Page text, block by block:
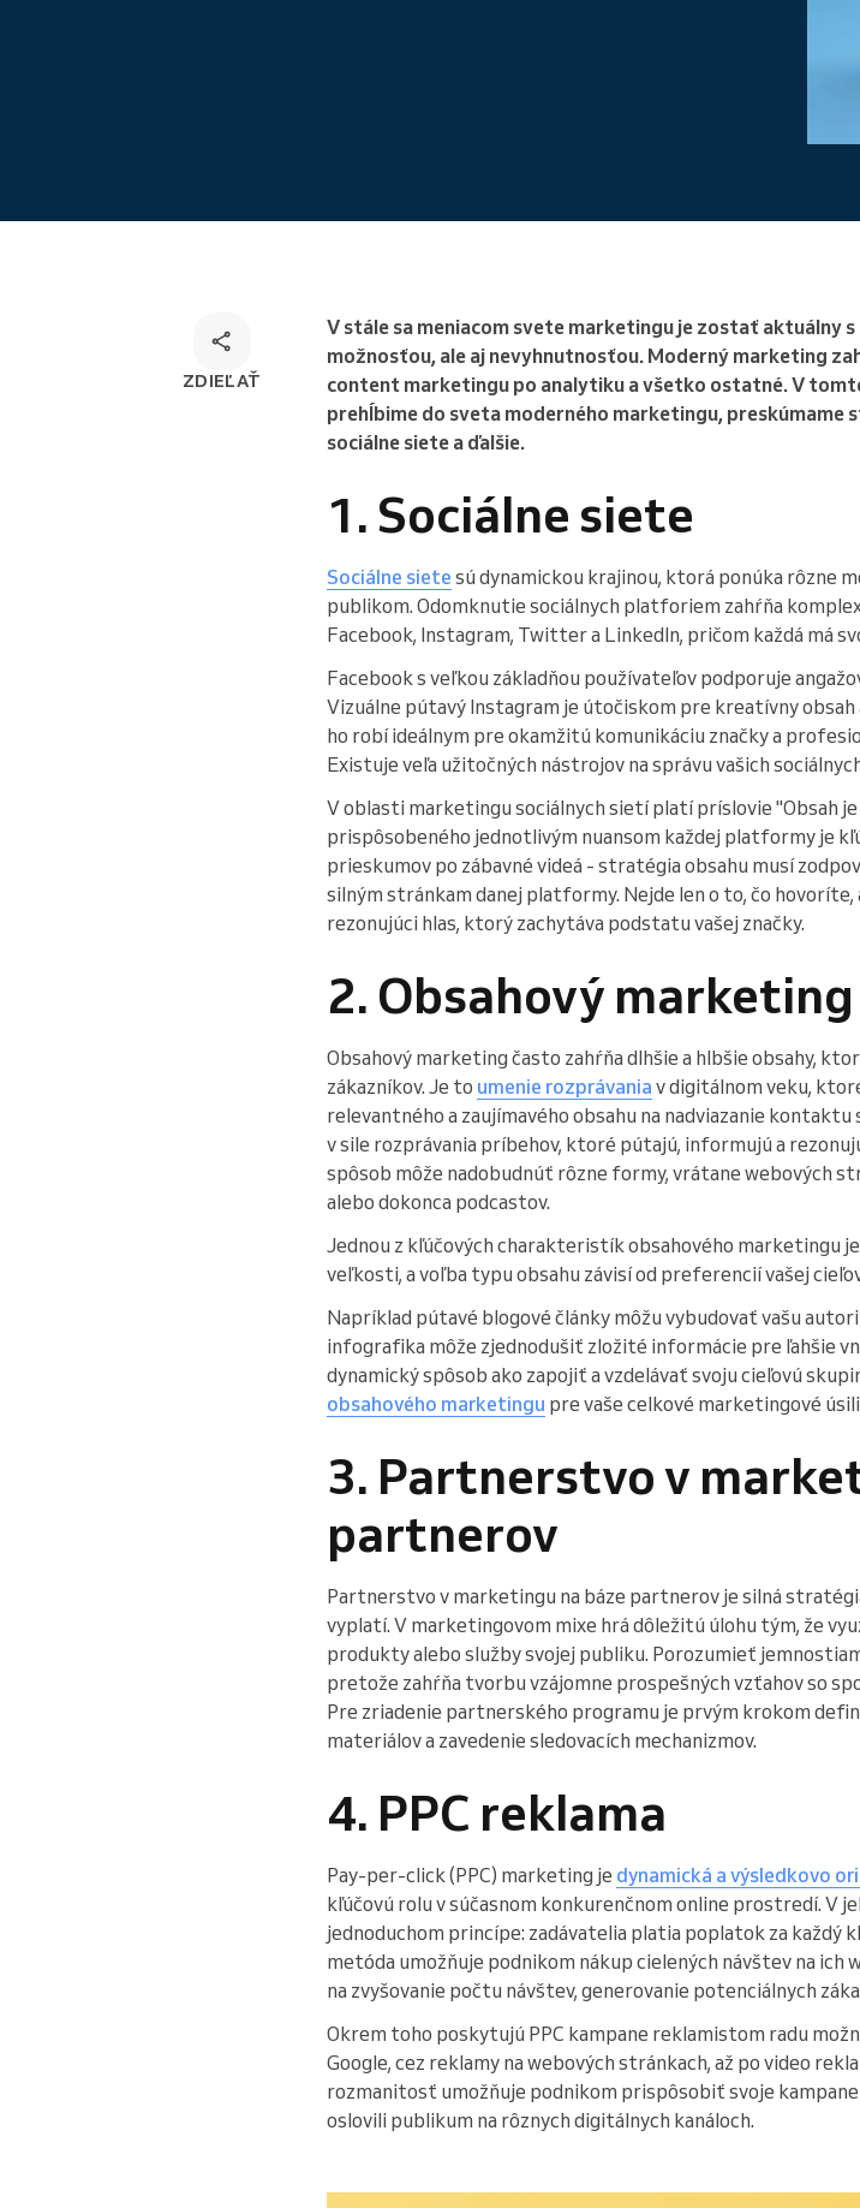
ZDIEĽAŤ
V stále sa meniacom svete marketingu je zostať aktuálny
možnosťou, ale aj nevyhnutnosťou. Moderný marketing
content marketingu po analytiku a všetko ostatné. V
prehĺbime do sveta moderného marketingu,
sociálne siete a ďalšie.
1. Sociálne siete
Sociálne siete sú dynamickou krajinou, ktorá ponúka rôzne
publikom. Odomknutie sociálnych platforiem zahŕňa
Facebook, Instagram, Twitter a LinkedIn, pričom každá má
Facebook s veľkou základňou používateľov podporuje
Vizuálne pútavý Instagram je útočiskom pre kreatívny
ho robí ideálnym pre okamžitú komunikáciu značky a
Existuje veľa užitočných nástrojov na správu vašich
V oblasti marketingu sociálnych sietí platí príslovie "Obsah
prispôsobeného jednotlivým nuansom každej platformy je
prieskumov po zábavné videá - stratégia obsahu musí
silným stránkam danej platformy. Nejde len o to, čo
rezonujúci hlas, ktorý zachytáva podstatu vašej značky.
2. Obsahový marketing
Obsahový marketing často zahŕňa dlhšie a hlbšie obsahy,
zákazníkov. Je to umenie rozprávania v digitálnom veku,
relevantného a zaujímavého obsahu na nadviazanie
v sile rozprávania príbehov, ktoré pútajú, informujú a
spôsob môže nadobudnúť rôzne formy, vrátane webových
alebo dokonca podcastov.
Jednou z kľúčových charakteristík obsahového marketingu
veľkosti, a voľba typu obsahu závisí od preferencií vašej
Napríklad pútavé blogové články môžu vybudovať vašu
infografika môže zjednodušiť zložité informácie pre ľahšie
dynamický spôsob ako zapojiť a vzdelávať svoju cieľovú
obsahového marketingu pre vaše celkové marketingové
3. Partnerstvo v
partnerov
Partnerstvo v marketingu na báze partnerov je silná
vyplatí. V marketingovom mixe hrá dôležitú úlohu tým, že
produkty alebo služby svojej publiku. Porozumieť
pretože zahŕňa tvorbu vzájomne prospešných vzťahov so
Pre zriadenie partnerského programu je prvým krokom
materiálov a zavedenie sledovacích mechanizmov.
4. PPC reklama
Pay-per-click (PPC) marketing je dynamická a výsledkovo
kľúčovú rolu v súčasnom konkurenčnom online prostredí. V
jednoduchom princípe: zadávatelia platia poplatok za každý
metóda umožňuje podnikom nákup cielených návštev na
na zvyšovanie počtu návštev, generovanie potenciálnych
Okrem toho poskytujú PPC kampane reklamistom radu
Google, cez reklamy na webových stránkach, až po video
rozmanitosť umožňuje podnikom prispôsobiť svoje
oslovili publikum na rôznych digitálnych kanáloch.